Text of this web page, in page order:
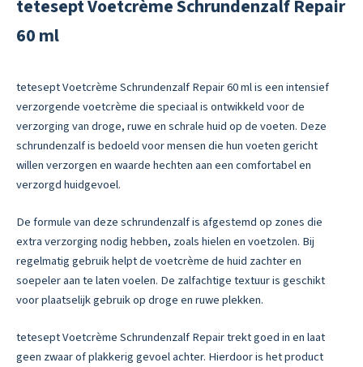
tetesept Voetcrème Schrundenzalf Repair
60 ml
tetesept Voetcrème Schrundenzalf Repair 60 ml is een intensief
verzorgende voetcrème die speciaal is ontwikkeld voor de
verzorging van droge, ruwe en schrale huid op de voeten. Deze
schrundenzalf is bedoeld voor mensen die hun voeten gericht
willen verzorgen en waarde hechten aan een comfortabel en
verzorgd huidgevoel.
De formule van deze schrundenzalf is afgestemd op zones die
extra verzorging nodig hebben, zoals hielen en voetzolen. Bij
regelmatig gebruik helpt de voetcrème de huid zachter en
soepeler aan te laten voelen. De zalfachtige textuur is geschikt
voor plaatselijk gebruik op droge en ruwe plekken.
tetesept Voetcrème Schrundenzalf Repair trekt goed in en laat
geen zwaar of plakkerig gevoel achter. Hierdoor is het product